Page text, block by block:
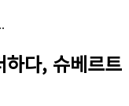
다, 슈베르트